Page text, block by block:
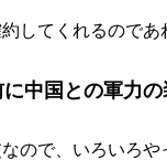
してくれるのであ
中国との軍力
ので、いろいろや